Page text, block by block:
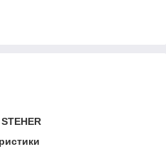
STEHER